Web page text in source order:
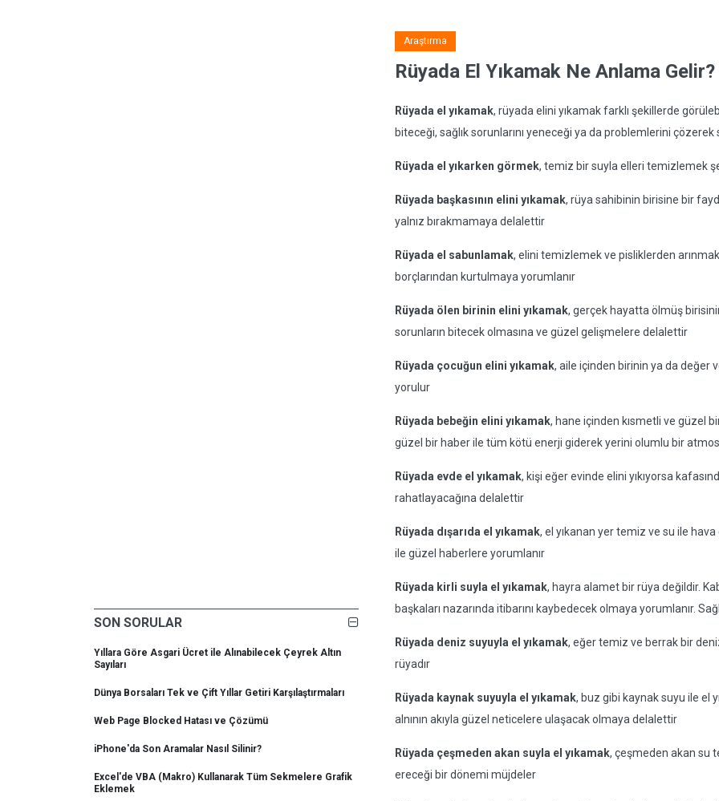
SON SORULAR
Yıllara Göre Asgari Ücret ile Alınabilecek Çeyrek Altın
Sayıları
Dünya Borsaları Tek ve Çift Yıllar Getiri Karşılaştırmaları
Web Page Blocked Hatası ve Çözümü
iPhone'da Son Aramalar Nasıl Silinir?
Excel'de VBA (Makro) Kullanarak Tüm Sekmelere Grafik
Eklemek
Araştırma
Rüyada El Yıkamak Ne Anlama Gelir?
Rüyada el yıkamak, rüyada elini yıkamak farklı şekillerde
biteceği, sağlık sorunlarını yeneceği ya da problemlerini çözerek
Rüyada el yıkarken görmek, temiz bir suyla elleri temizlemek
Rüyada başkasının elini yıkamak, rüya sahibinin birisine bir
yalnız bırakmamaya delalettir
Rüyada el sabunlamak, elini temizlemek ve pisliklerden
borçlarından kurtulmaya yorumlanır
Rüyada ölen birinin elini yıkamak, gerçek hayatta ölmüş
sorunların bitecek olmasına ve güzel gelişmelere delalettir
Rüyada çocuğun elini yıkamak, aile içinden birinin ya da değer
yorulur
Rüyada bebeğin elini yıkamak, hane içinden kısmetli ve güzel
güzel bir haber ile tüm kötü enerji giderek yerini olumlu bir
Rüyada evde el yıkamak, kişi eğer evinde elini yıkıyorsa
rahatlayacağına delalettir
Rüyada dışarıda el yıkamak, el yıkanan yer temiz ve su ile
ile güzel haberlere yorumlanır
Rüyada kirli suyla el yıkamak, hayra alamet bir rüya değildir.
başkaları nazarında itibarını kaybedecek olmaya yorumlanır.
Rüyada deniz suyuyla el yıkamak, eğer temiz ve berrak bir
rüyadır
Rüyada kaynak suyuyla el yıkamak, buz gibi kaynak suyu ile el
alnının akıyla güzel neticelere ulaşacak olmaya delalettir
Rüyada çeşmeden akan suyla el yıkamak, çeşmeden akan su
ereceği bir dönemi müjdeler